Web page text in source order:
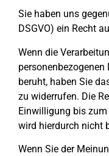
Sie haben uns
DSGVO) ein Recht
Wenn die
beruht, haben Sie
zu widerrufen. Die
Einwilligung bis
wird hierdurch nicht
Wenn Sie der